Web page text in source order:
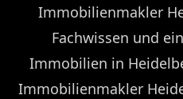
Immobilienmakler
Fachwissen und
Immobilien in
Immobilienmakler